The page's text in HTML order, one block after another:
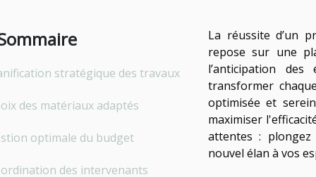
stratégique des travaux
des matériaux adaptés
optimale du budget
des intervenants
La réussite d’un
repose sur une
l’anticipation des
transformer
optimisée et
maximiser
attentes :
nouvel élan à vos